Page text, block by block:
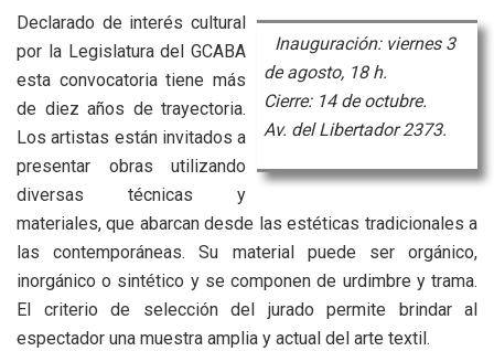
Inauguración: viernes 3
de agosto, 18 h.
Cierre: 14 de octubre.
Av. del Libertador 2373.
Declarado de interés cultural
por la Legislatura del GCABA
esta convocatoria tiene más
de diez años de trayectoria.
Los artistas están invitados a
presentar obras utilizando
diversas técnicas y
materiales, que abarcan desde las estéticas tradicionales a
las contemporáneas. Su material puede ser orgánico,
inorgánico o sintético y se componen de urdimbre y trama.
El criterio de selección del jurado permite brindar al
espectador una muestra amplia y actual del arte textil.